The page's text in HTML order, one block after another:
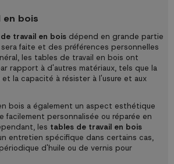
en bois
travail en bois dépend en grande partie
faite et des préférences personnelles
les tables de travail en bois ont
rapport à d'autres matériaux, tels que la
la capacité à résister à l'usure et aux
bois a également un aspect esthétique
personnalisée ou réparée en
les tables de travail en bois
entretien spécifique dans certains cas,
d'huile ou de vernis pour